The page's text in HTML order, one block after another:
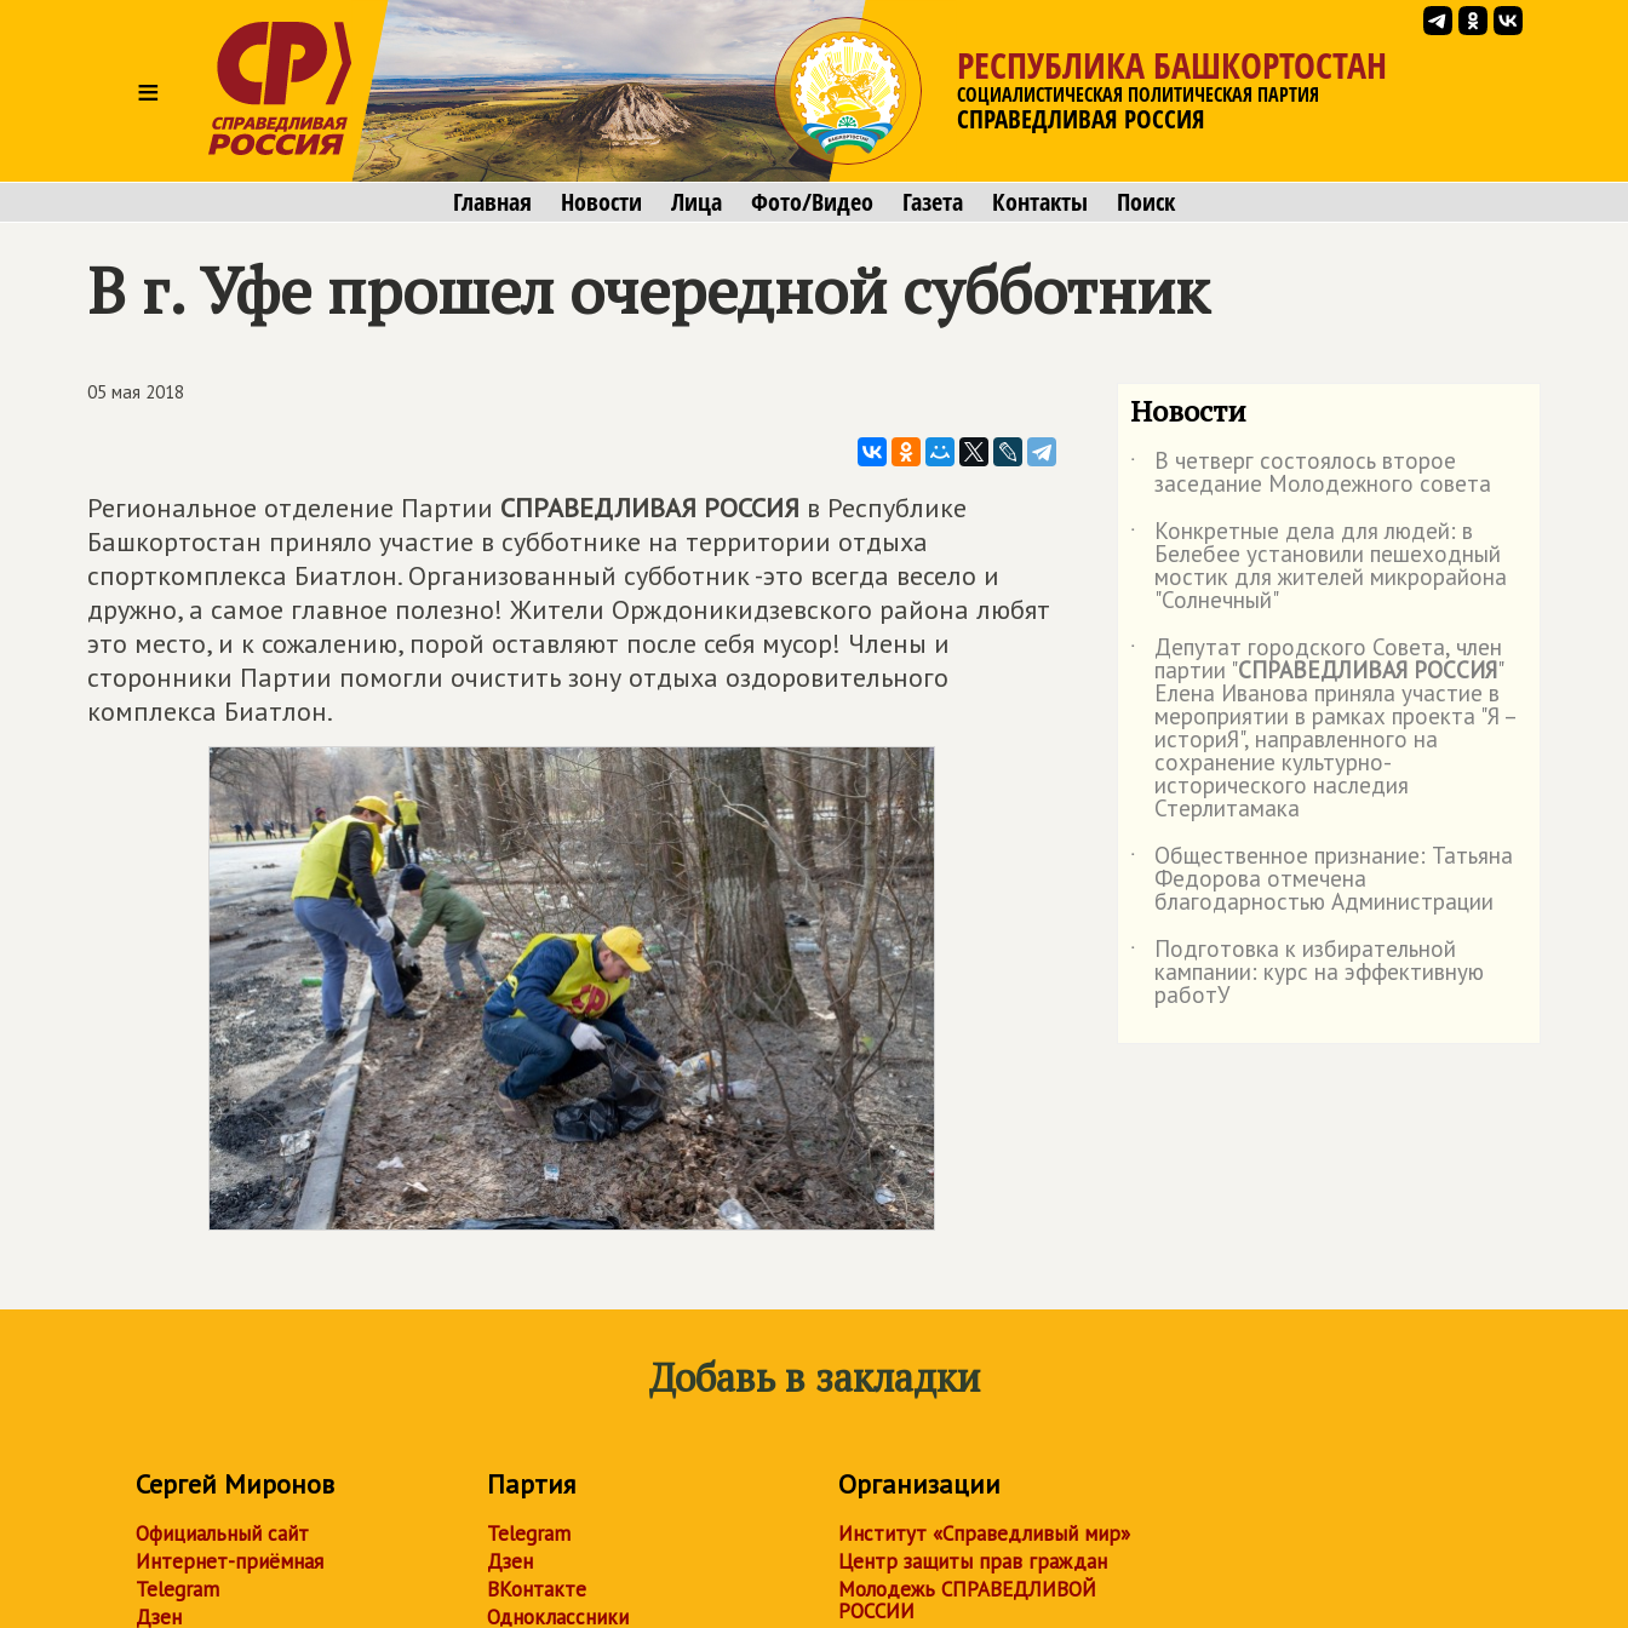
≡
РЕСПУБЛИКА БАШКОРТОСТАН
СОЦИАЛИСТИЧЕСКАЯ ПОЛИТИЧЕСКАЯ ПАРТИЯ
СПРАВЕДЛИВАЯ РОССИЯ
Главная Новости Лица Фото/Видео Газета Контакты Поиск
В г. Уфе прошел очередной субботник
05 мая 2018
Региональное отделение Партии СПРАВЕДЛИВАЯ РОССИЯ в Республике
Башкортостан приняло участие в субботнике на территории отдыха
спорткомплекса Биатлон. Организованный субботник -это всегда весело и
дружно, а самое главное полезно! Жители Орждоникидзевского района любят
это место, и к сожалению, порой оставляют после себя мусор! Члены и
сторонники Партии помогли очистить зону отдыха оздоровительного
комплекса Биатлон.
Новости
˙ В четверг состоялось второе
заседание Молодежного совета
˙
Конкретные дела для людей: в
Белебее установили пешеходный
мостик для жителей микрорайона
"Солнечный"
˙
Депутат городского Совета, член
партии "СПРАВЕДЛИВАЯ РОССИЯ"
Елена Иванова приняла участие в
мероприятии в рамках проекта "Я –
историЯ", направленного на
сохранение культурно-
исторического наследия
Стерлитамака
˙
Общественное признание: Татьяна
Федорова отмечена
благодарностью Администрации
˙
Подготовка к избирательной
кампании: курс на эффективную
работУ
Добавь в закладки
Сергей Миронов
Официальный сайт
Интернет-приёмная
Telegram
Дзен
Партия
Telegram
Дзен
ВКонтакте
Одноклассники
Организации
Институт «Справедливый мир»
Центр защиты прав граждан
Молодежь СПРАВЕДЛИВОЙ
РОССИИ